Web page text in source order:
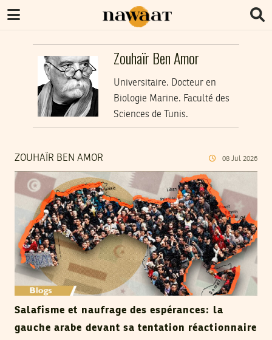
Zouhaïr Ben Amor
Universitaire. Docteur en
Biologie Marine. Faculté des
Sciences de Tunis.
ZOUHAÏR BEN AMOR 08 Jul 2026
Salafisme et naufrage des espérances: la
gauche arabe devant sa tentation réactionnaire